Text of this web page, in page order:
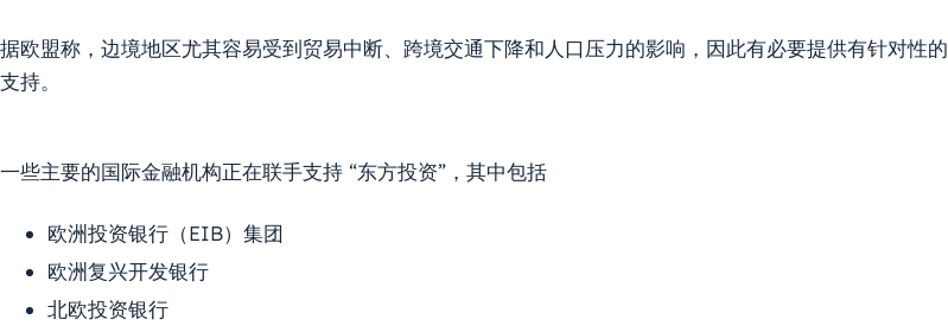
据欧盟称，边境地区尤其容易受到贸易中断、跨境交通下降和人口压力的影响，因此有必要提供有针对性的
支持。
一些主要的国际金融机构正在联手支持 “东方投资”，其中包括
欧洲投资银行（EIB）集团
欧洲复兴开发银行
北欧投资银行